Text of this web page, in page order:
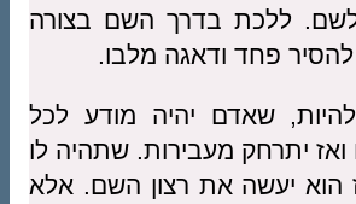
ללכת בדרך השם בצורה
להסיר פחד ודאגה מלבו.
שאדם יהיה מודע לכל
יתרחק מעבירות. שתהיה לו
הוא יעשה את רצון השם. אלא